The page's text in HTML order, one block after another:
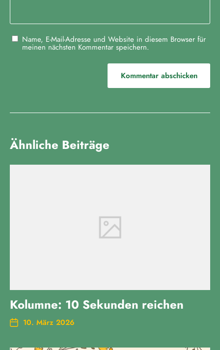
Name, E-Mail-Adresse und Website in diesem Browser für
meinen nächsten Kommentar speichern.
Ähnliche Beiträge
Kolumne: 10 Sekunden reichen
10. März 2026